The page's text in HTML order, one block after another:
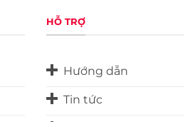
HỖ TRỢ
Hướng dẫn
Tin tức